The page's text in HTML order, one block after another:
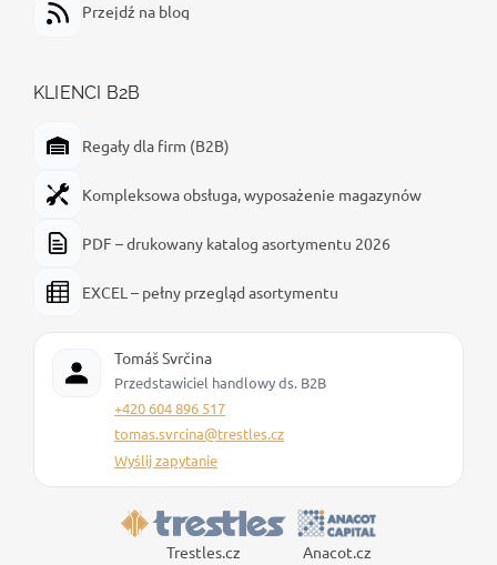
Przejdź na blog
KLIENCI B2B
Regały dla firm (B2B)
Kompleksowa obsługa, wyposażenie magazynów
PDF – drukowany katalog asortymentu 2026
EXCEL – pełny przegląd asortymentu
Tomáš Svrčina
Przedstawiciel handlowy ds. B2B
+420 604 896 517
tomas.svrcina@trestles.cz
Wyślij zapytanie
Trestles.cz Anacot.cz